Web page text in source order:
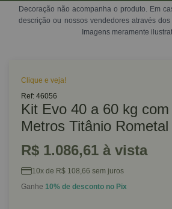
Decoração não acompanha o produto. Em
descrição ou nossos vendedores através
Imagens meramente
Clique e veja!
Ref: 46056
Kit Evo 40 a 60 kg
Metros Titânio Rometal
R$ 1.086,61 à vista
10x de R$ 108,66 sem juros
Ganhe 10% de desconto no Pix